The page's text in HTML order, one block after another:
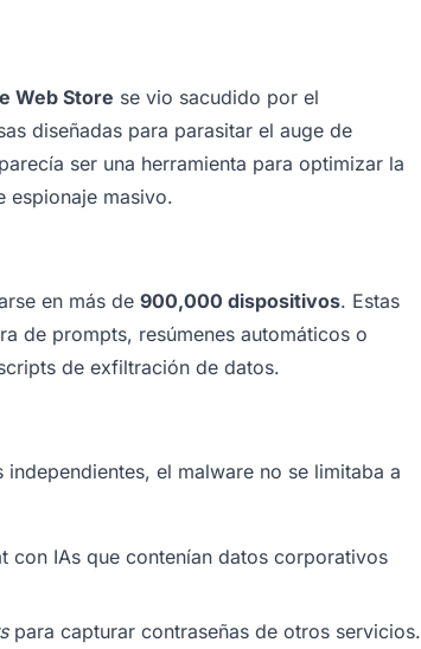
Web Store se vio sacudido por el
diseñadas para parasitar el auge de
ser una herramienta para optimizar la
espionaje masivo.
en más de 900,000 dispositivos. Estas
de prompts, resúmenes automáticos o
de exfiltración de datos.
independientes, el malware no se limitaba a
con IAs que contenían datos corporativos
para capturar contraseñas de otros servicios.